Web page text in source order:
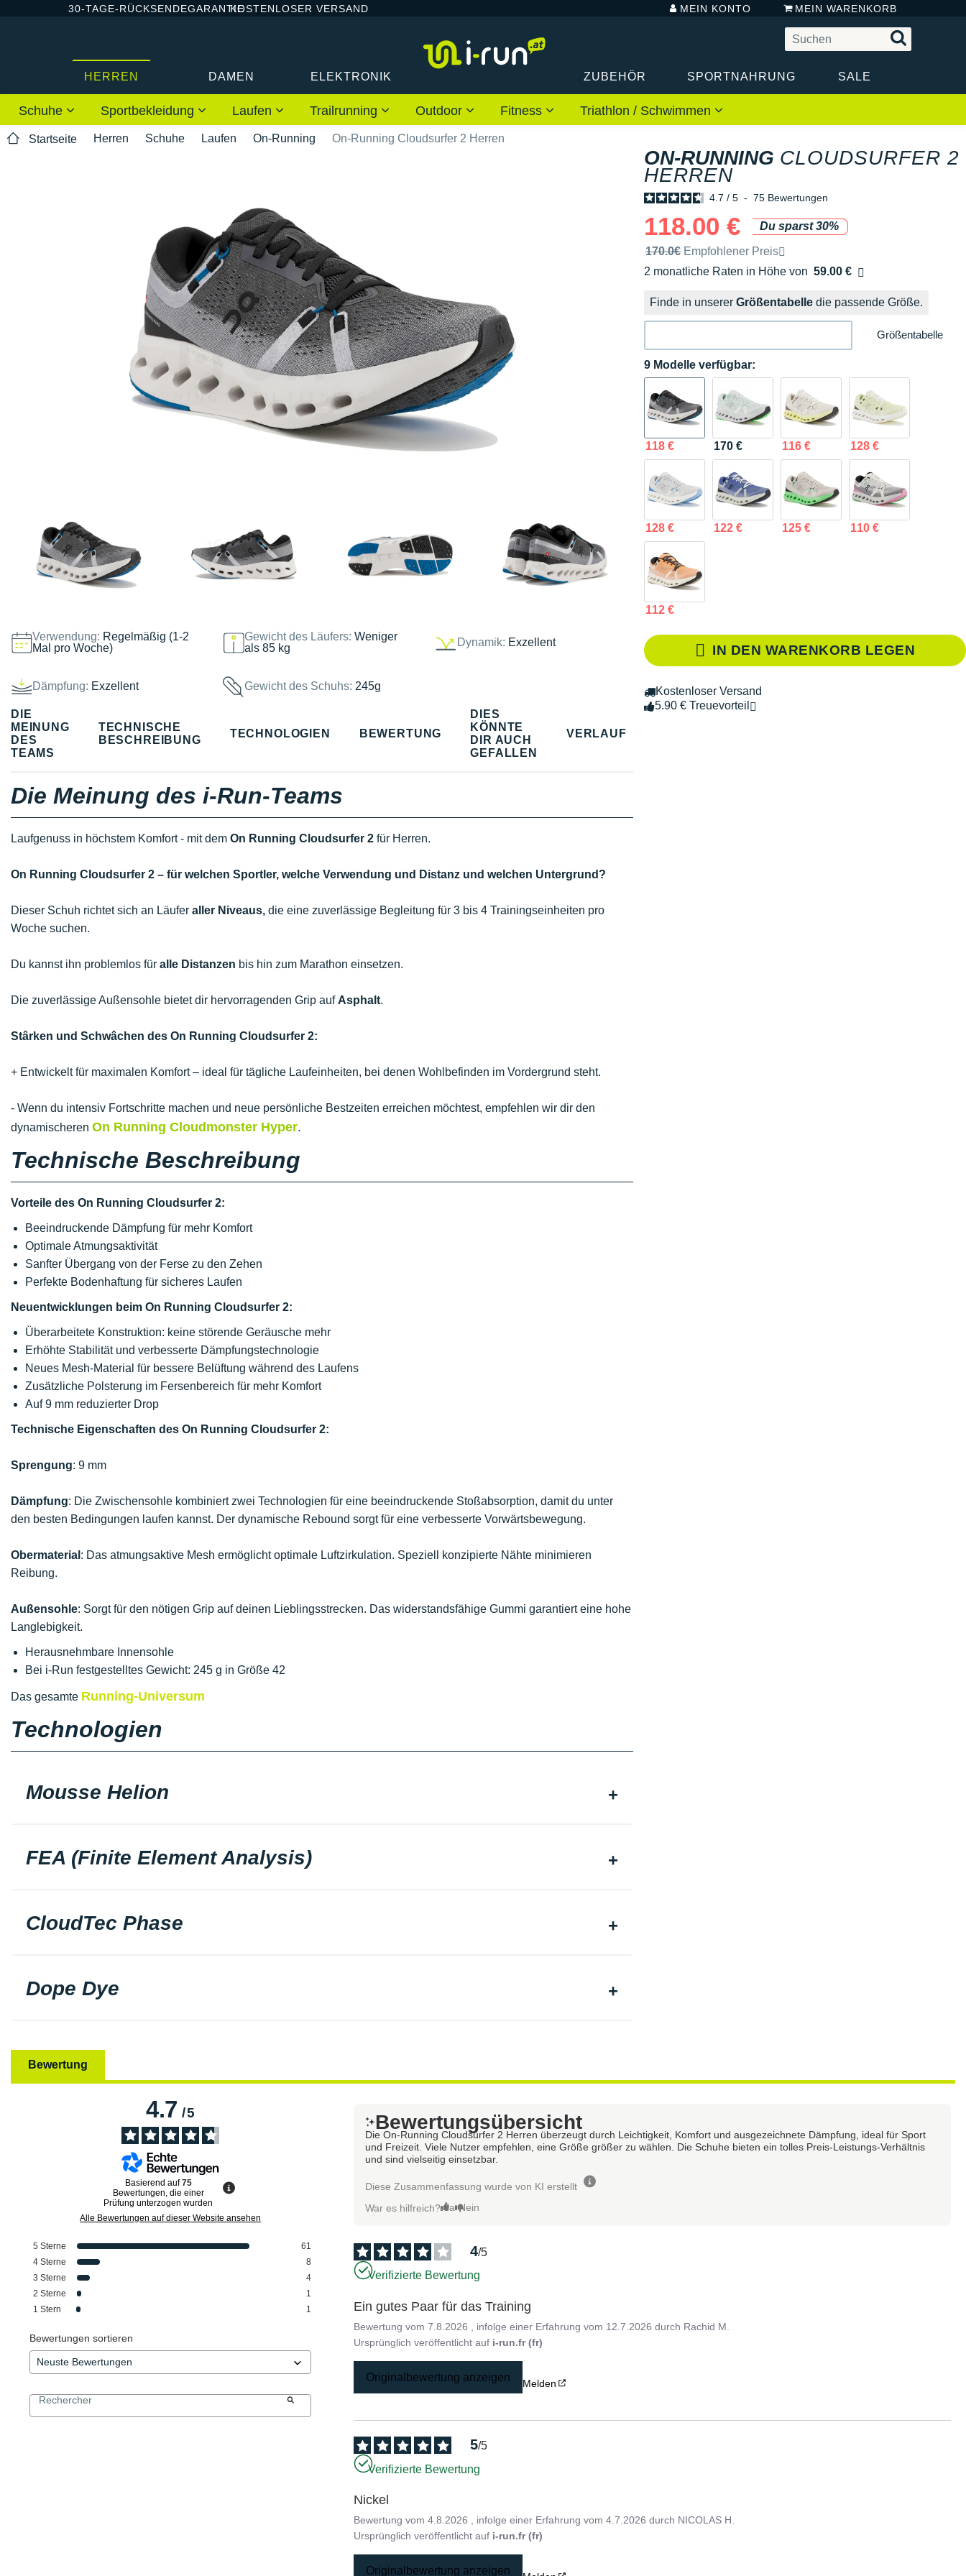
30-TAGE-RÜCKSENDEGARANTIEKOSTENLOSER VERSAND MEIN KONTO MEIN WARENKORB
HERREN DAMEN ELEKTRONIK ZUBEHÖR SPORTNAHRUNG SALE
Schuhe Sportbekleidung Laufen Trailrunning Outdoor Fitness Triathlon / Schwimmen
Startseite Herren Schuhe Laufen On-Running On-Running Cloudsurfer 2 Herren
Verwendung: Regelmäßig (1-2
Mal pro Woche)
Gewicht des Läufers:Weniger
als 85 kg
Dynamik: Exzellent
Dämpfung: Exzellent Gewicht des Schuhs: 245g
ON-RUNNING CLOUDSURFER 2
HERREN
4.7 / 5 - 75 Bewertungen
118.00 €
Du sparst 30%
Unverbindliche Preisempfehlung der Marke
170.0€ Empfohlener Preis
2 monatliche Raten in Höhe von 59.00 €
Ohne Zusatzkosten
Finde in unserer Größentabelle die passende Größe.
Größentabelle
9 Modelle verfügbar:
118 € 170 € 116 € 128 €
128 € 122 € 125 € 110 €
112 €
IN DEN WARENKORB LEGEN
Kostenloser Versand
5.90 € Treuevorteil
DIE
MEINUNG
DES
TEAMS
TECHNISCHE
BESCHREIBUNG
TECHNOLOGIEN BEWERTUNG
DIES
KÖNNTE
DIR AUCH
GEFALLEN
VERLAUF
Die Meinung des i-Run-Teams
Laufgenuss in höchstem Komfort - mit dem On Running Cloudsurfer 2 für Herren.
On Running Cloudsurfer 2 – für welchen Sportler, welche Verwendung und Distanz und welchen Untergrund?
Dieser Schuh richtet sich an Läufer aller Niveaus, die eine zuverlässige Begleitung für 3 bis 4 Trainingseinheiten pro
Woche suchen.
Du kannst ihn problemlos für alle Distanzen bis hin zum Marathon einsetzen.
Die zuverlässige Außensohle bietet dir hervorragenden Grip auf Asphalt.
Stârken und Schwâchen des On Running Cloudsurfer 2:
+ Entwickelt für maximalen Komfort – ideal für tägliche Laufeinheiten, bei denen Wohlbefinden im Vordergrund steht.
- Wenn du intensiv Fortschritte machen und neue persönliche Bestzeiten erreichen möchtest, empfehlen wir dir den
dynamischeren On Running Cloudmonster Hyper.
Technische Beschreibung
Vorteile des On Running Cloudsurfer 2:
Beeindruckende Dämpfung für mehr Komfort
Optimale Atmungsaktivität
Sanfter Übergang von der Ferse zu den Zehen
Perfekte Bodenhaftung für sicheres Laufen
Neuentwicklungen beim On Running Cloudsurfer 2:
Überarbeitete Konstruktion: keine störende Geräusche mehr
Erhöhte Stabilität und verbesserte Dämpfungstechnologie
Neues Mesh-Material für bessere Belüftung während des Laufens
Zusätzliche Polsterung im Fersenbereich für mehr Komfort
Auf 9 mm reduzierter Drop
Technische Eigenschaften des On Running Cloudsurfer 2:
Sprengung: 9 mm
Dämpfung: Die Zwischensohle kombiniert zwei Technologien für eine beeindruckende Stoßabsorption, damit du unter
den besten Bedingungen laufen kannst. Der dynamische Rebound sorgt für eine verbesserte Vorwärtsbewegung.
Obermaterial : Das atmungsaktive Mesh ermöglicht optimale Luftzirkulation. Speziell konzipierte Nähte minimieren
Reibung.
Außensohle: Sorgt für den nötigen Grip auf deinen Lieblingsstrecken. Das widerstandsfähige Gummi garantiert eine hohe
Langlebigkeit.
Herausnehmbare Innensohle
Bei i-Run festgestelltes Gewicht: 245 g in Größe 42
Das gesamte Running-Universum
Technologien
Mousse Helion
FEA (Finite Element Analysis)
CloudTec Phase
Dope Dye
Bewertung
4.7/5
Basierend auf75
Bewertungen, die einer
Prüfung unterzogen wurden
Alle Bewertungen auf dieser Website ansehen
5 Sterne
61
4 Sterne
8
3 Sterne
4
2 Sterne
1
1 Stern 1
Bewertungen sortieren
Bewertungsübersicht
Die On-Running Cloudsurfer 2 Herren überzeugt durch Leichtigkeit, Komfort und ausgezeichnete Dämpfung, ideal für Sport
und Freizeit. Viele Nutzer empfehlen, eine Größe größer zu wählen. Die Schuhe bieten ein tolles Preis-Leistungs-Verhältnis
und sind vielseitig einsetzbar.
Diese Zusammenfassung wurde von KI erstellt
War es hilfreich? Ja Nein
4/5
Verifizierte Bewertung
Ein gutes Paar für das Training
Bewertung vom7.8.2026 , infolge einer Erfahrung vom 12.7.2026 durch Rachid M.
Ursprünglich veröffentlicht auf i-run.fr (fr)
Originalbewertung anzeigen Melden
5/5
Verifizierte Bewertung
Nickel
Bewertung vom4.8.2026 , infolge einer Erfahrung vom4.7.2026 durch NICOLAS H.
Ursprünglich veröffentlicht auf i-run.fr (fr)
Originalbewertung anzeigen